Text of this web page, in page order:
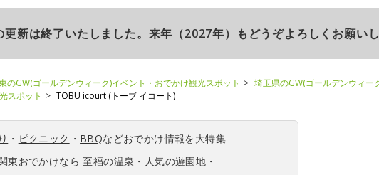
新は終了いたしました。来年（2027年）もどうぞよろしくお願いし
のGW(ゴールデンウィーク)イベント・おでかけ観光スポット
埼玉県のGW(ゴールデンウィー
スポット
TOBU icourt (トーブ イコート)
・ ピクニック ・ BBQなどおでかけ情報を大特集
東おでかけなら至福の温泉 ・ 人気の遊園地 ・